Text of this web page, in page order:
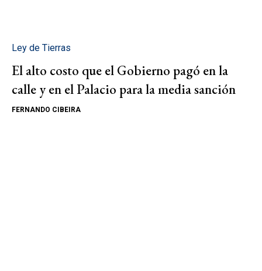
Ley de Tierras
El alto costo que el Gobierno pagó en la
calle y en el Palacio para la media sanción
FERNANDO CIBEIRA